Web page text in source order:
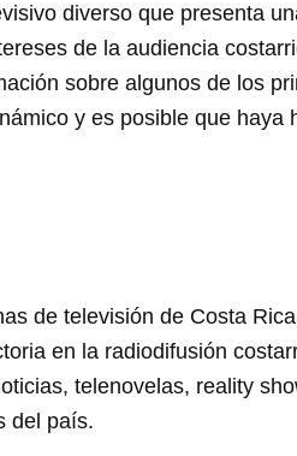
diverso que presenta
de la audiencia
sobre algunos de los
y es posible que
de televisión de Costa
en la radiodifusión
telenovelas, reality
del país.